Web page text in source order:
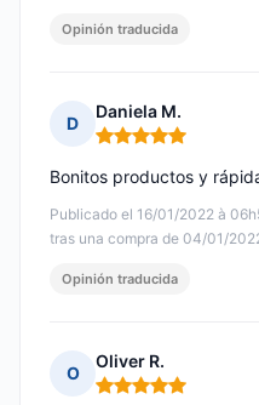
Opinión traducida
D
Daniela M.
Nota: 5 de 5
Publicado el 16/01/2022 à
tras una compra de 04/01/
Bonitos productos y
Opinión traducida
O
Oliver R.
Nota: 5 de 5